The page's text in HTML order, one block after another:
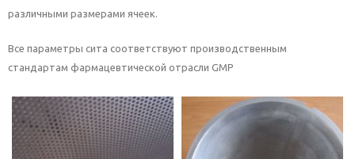
различными размерами ячеек.
Все параметры сита соответствуют производственным
стандартам фармацевтической отрасли GMP